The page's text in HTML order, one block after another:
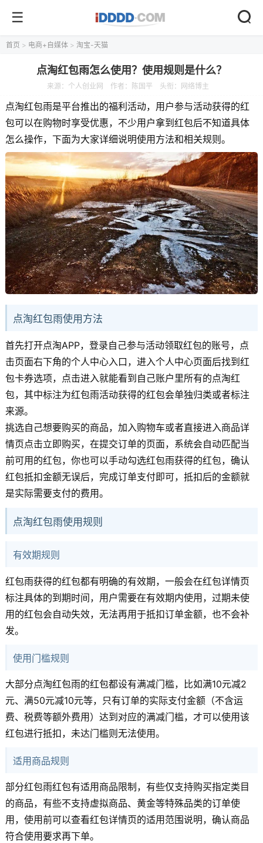
首页 > 电商+自媒体 > 淘宝-天猫
点淘红包雨怎么使用？使用规则是什么？
来源： 个人创业网 作者：陈国平 头衔：网络博主
点淘红包雨是平台推出的福利活动，用户参与活动获得的红
包可以在购物时享受优惠，不少用户拿到红包后不知道具体
怎么操作，下面为大家详细说明使用方法和相关规则。
点淘红包雨使用方法
首先打开点淘APP，登录自己参与活动领取红包的账号，点
击页面右下角的个人中心入口，进入个人中心页面后找到红
包卡券选项，点击进入就能看到自己账户里所有的点淘红
包，其中标注为红包雨活动获得的红包会单独归类或者标注
来源。
挑选自己想要购买的商品，加入购物车或者直接进入商品详
情页点击立即购买，在提交订单的页面，系统会自动匹配当
前可用的红包，你也可以手动勾选红包雨获得的红包，确认
红包抵扣金额无误后，完成订单支付即可，抵扣后的金额就
是实际需要支付的费用。
点淘红包雨使用规则
有效期规则
红包雨获得的红包都有明确的有效期，一般会在红包详情页
标注具体的到期时间，用户需要在有效期内使用，过期未使
用的红包会自动失效，无法再用于抵扣订单金额，也不会补
发。
使用门槛规则
大部分点淘红包雨的红包都设有满减门槛，比如满10元减2
元、满50元减10元等，只有订单的实际支付金额（不含运
费、税费等额外费用）达到对应的满减门槛，才可以使用该
红包进行抵扣，未达门槛则无法使用。
适用商品规则
部分红包雨红包有适用商品限制，有些仅支持购买指定类目
的商品，有些不支持虚拟商品、黄金等特殊品类的订单使
用，使用前可以查看红包详情页的适用范围说明，确认商品
符合使用要求再下单。